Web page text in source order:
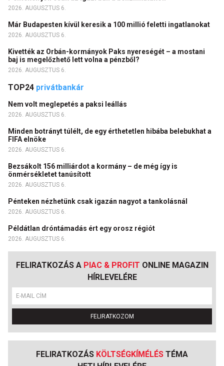
2026. AUGUSZTUS 6.
Már Budapesten kívül keresik a 100 millió feletti ingatlanokat
2026. AUGUSZTUS 6.
Kivették az Orbán-kormányok Paks nyereségét – a mostani
baj is megelőzhető lett volna a pénzből?
2026. AUGUSZTUS 6.
TOP24 privátbankár
Nem volt meglepetés a paksi leállás
2026. AUGUSZTUS 6.
Minden botrányt túlélt, de egy érthetetlen hibába belebukhat a
FIFA elnöke
2026. AUGUSZTUS 6.
Bezsákolt 156 milliárdot a kormány – de még így is
önmérsékletet tanúsított
2026. AUGUSZTUS 6.
Pénteken nézhetünk csak igazán nagyot a tankolásnál
2026. AUGUSZTUS 6.
Példátlan dróntámadás ért egy orosz régiót
2026. AUGUSZTUS 6.
FELIRATKOZÁS A PIAC & PROFIT ONLINE MAGAZIN
HÍRLEVELÉRE
FELIRATKOZOM
FELIRATKOZÁS KÖLTSÉGKÍMÉLÉS TÉMA